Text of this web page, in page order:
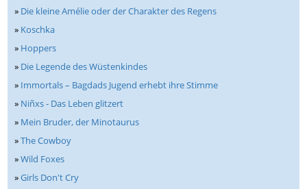
» Die kleine Amélie oder der Charakter des Regens
» Koschka
» Hoppers
» Die Legende des Wüstenkindes
» Immortals – Bagdads Jugend erhebt ihre Stimme
» Niñxs - Das Leben glitzert
» Mein Bruder, der Minotaurus
»The Cowboy
»Wild Foxes
»Girls Don't Cry